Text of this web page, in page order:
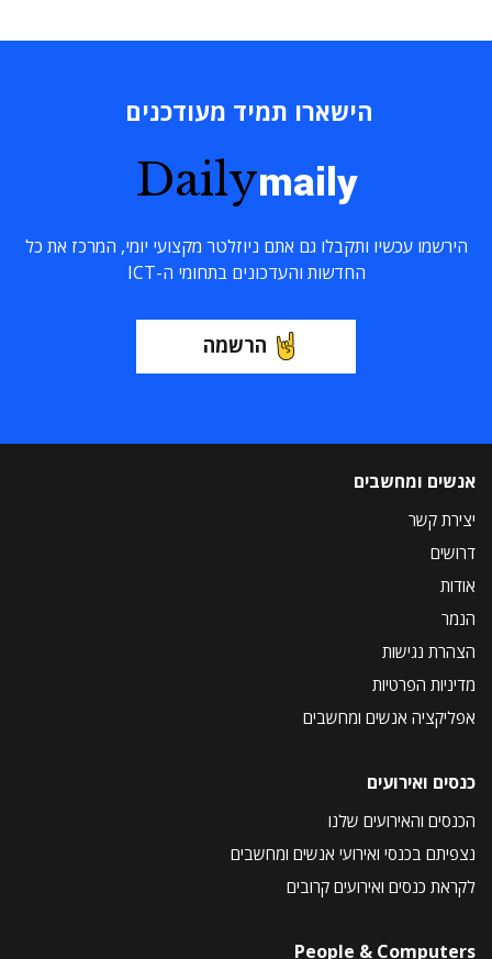
הישארו תמיד מעודכנים
Dailymaily
הירשמו עכשיו ותקבלו גם אתם ניוזלטר מקצועי יומי, המרכז את כל
החדשות והעדכונים בתחומי ה-ICT
הרשמה
אנשים ומחשבים
יצירת קשר
דרושים
אודות
הנמר
הצהרת נגישות
מדיניות הפרטיות
אפליקציה אנשים ומחשבים
כנסים ואירועים
הכנסים והאירועים שלנו
נצפיתם בכנסי ואירועי אנשים ומחשבים
לקראת כנסים ואירועים קרובים
People & Computers